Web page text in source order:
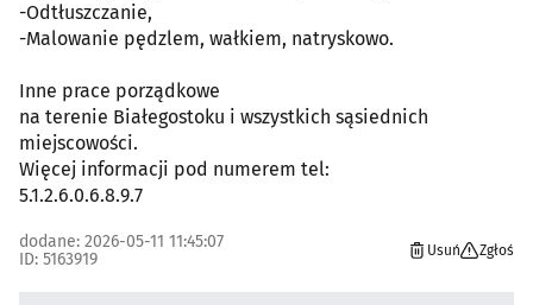
-Odtłuszczanie,
-Malowanie pędzlem, wałkiem, natryskowo.
Inne prace porządkowe
na terenie Białegostoku i wszystkich sąsiednich
miejscowości.
Więcej informacji pod numerem tel:
5.1.2.6.0.6.8.9.7
dodane: 2026-05-11 11:45:07
ID: 5163919
Usuń Zgłoś